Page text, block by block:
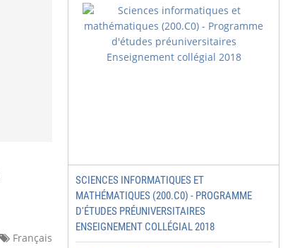
Français
SCIENCES INFORMATIQUES ET
MATHÉMATIQUES (200.C0) - PROGRAMME
D'ÉTUDES PRÉUNIVERSITAIRES
ENSEIGNEMENT COLLÉGIAL 2018